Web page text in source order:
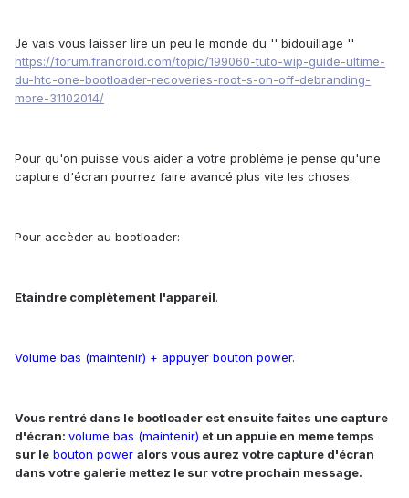
Je vais vous laisser lire un peu le monde du '' bidouillage ''
https://forum.frandroid.com/topic/199060-tuto-wip-guide-ultime-
du-htc-one-bootloader-recoveries-root-s-on-off-debranding-
more-31102014/
Pour qu'on puisse vous aider a votre problème je pense qu'une
capture d'écran pourrez faire avancé plus vite les choses.
Pour accèder au bootloader:
Etaindre complètement l'appareil.
Volume bas (maintenir) + appuyer bouton power.
Vous rentré dans le bootloader est ensuite faites une capture
d'écran: volume bas (maintenir) et un appuie en meme temps
sur le bouton power alors vous aurez votre capture d'écran
dans votre galerie mettez le sur votre prochain message.